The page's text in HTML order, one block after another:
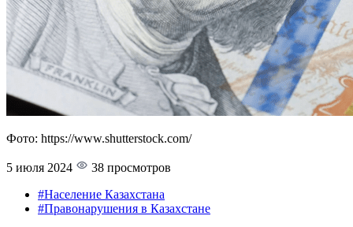
Фото: https://www.shutterstock.com/
5 июля 2024
38 просмотров
#Население Казахстана
#Правонарушения в Казахстане